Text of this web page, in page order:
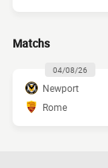
Matchs
04/08/26
Newport
Rome